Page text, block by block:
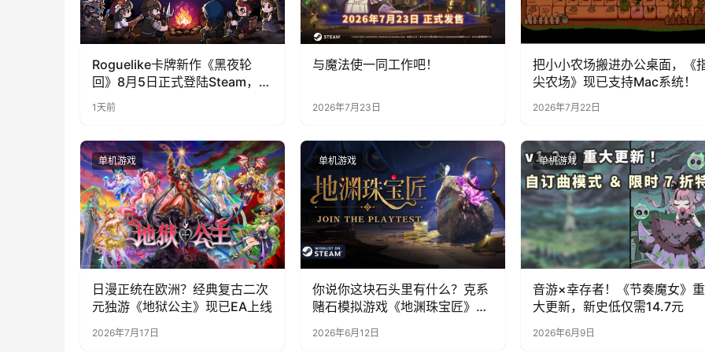
Roguelike卡牌新作《黑夜轮
回》8月5日正式登陆Steam，首
发9折优惠开启
1天前
与魔法使一同工作吧！
2026年7月23日
把小小农场搬进办公桌面，《
尖农场》现已支持Mac系统！
2026年7月22日
单机游戏
日漫正统在欧洲？经典复古二次
元独游《地狱公主》现已EA上线
2026年7月17日
单机游戏
你说你这块石头里有什么？克系
赌石模拟游戏《地渊珠宝匠》6
2026年6月12日
单机游戏
音游×幸存者！《节奏魔女》重
大更新，新史低仅需14.7元
2026年6月9日